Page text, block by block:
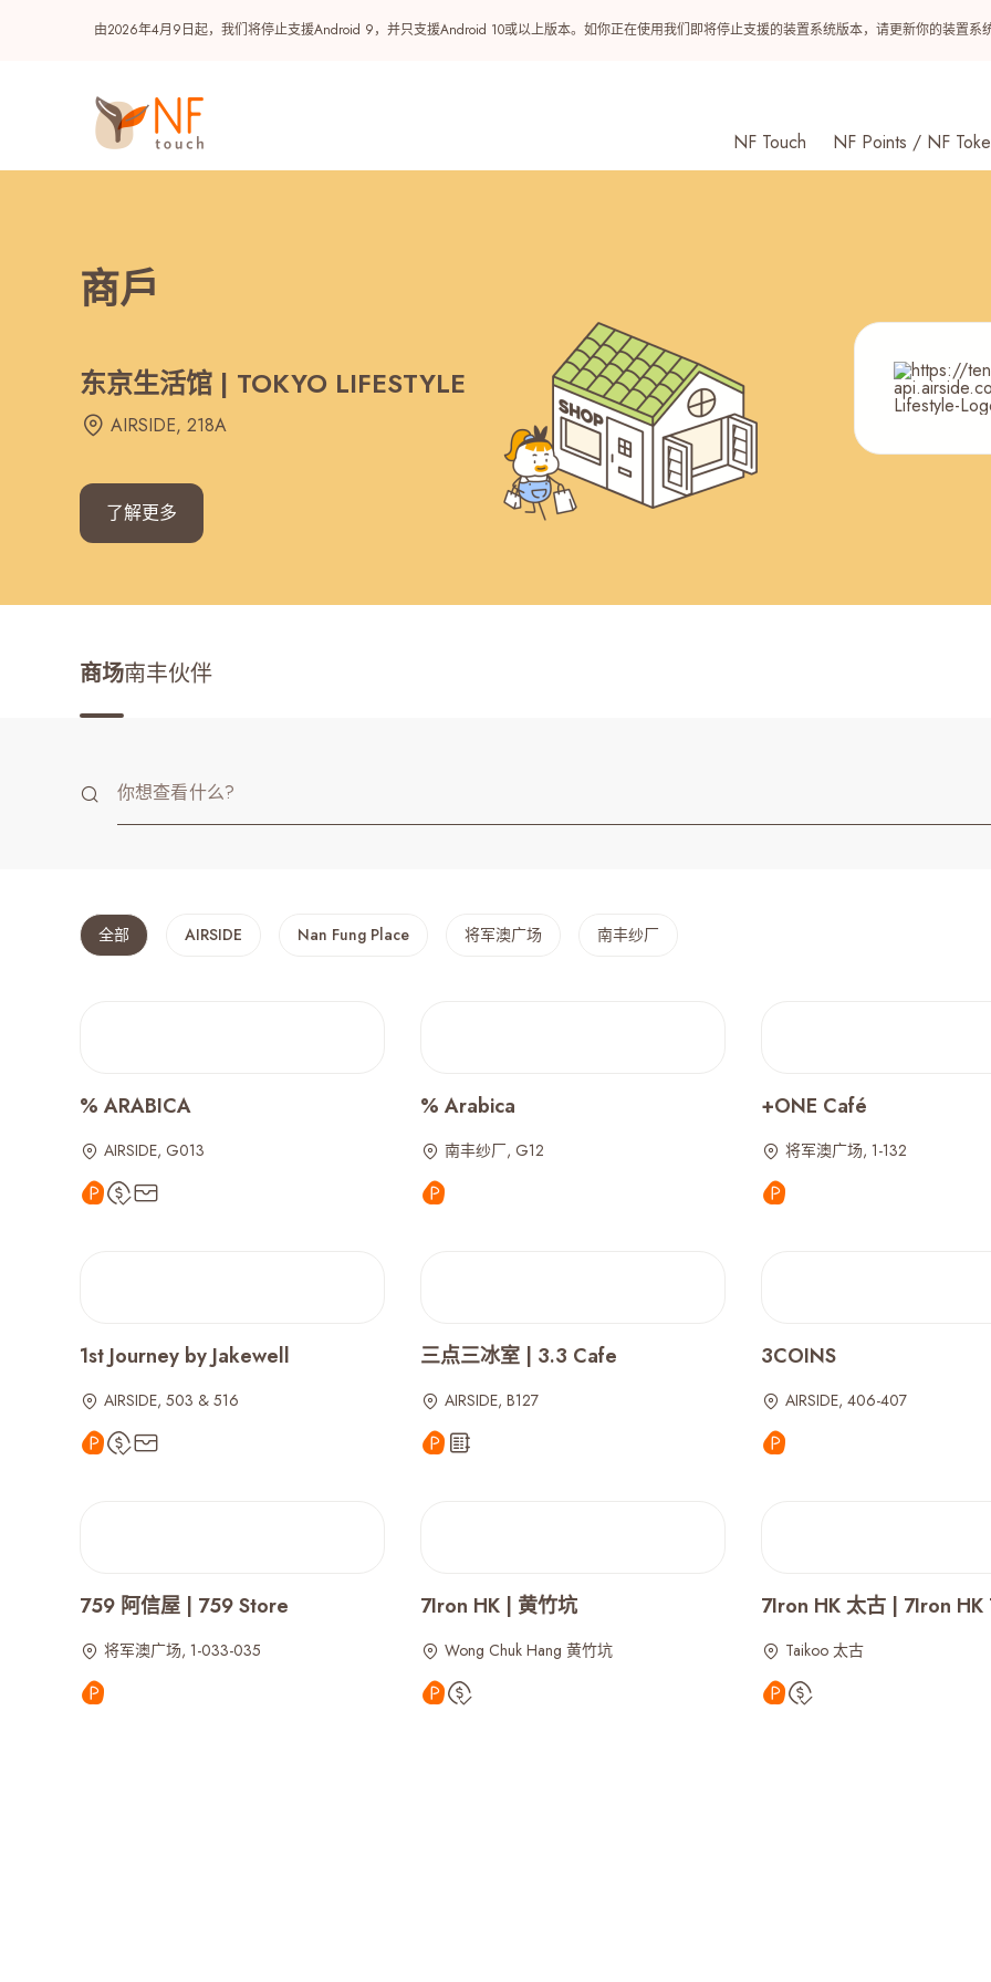
由2026年4月9日起，我们将停止支援Android 9，并只支援Android 10或以上版本。如你正在使用我们即将停止支援的装置系统版本，请更新你的装置系
NF Touch
NF Points / NF
热门
最近搜寻纪录
商戶
东京生活馆 | TOKYO LIFESTYLE
AIRSIDE, 218A
了解更多
商场南丰伙伴
全部 AIRSIDE Nan Fung Place 将军澳广场 南丰纱厂
% ARABICA
AIRSIDE, G013
% Arabica
南丰纱厂, G12
+ONE Café
将军澳广场, 1-132
1st Journey by Jakewell
AIRSIDE, 503 & 516
三点三冰室 | 3.3 Cafe
AIRSIDE, B127
3COINS
AIRSIDE, 406-407
759 阿信屋 | 759 Store
将军澳广场, 1-033-035
7Iron HK | 黄竹坑
Wong Chuk Hang 黄竹坑
7Iron HK 太古 | 7Iron HK
Taikoo 太古